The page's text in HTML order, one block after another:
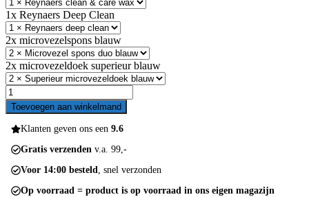
1x Reynaers Deep Clean
2x microvezelspons blauw
2x microvezeldoek superieur blauw
Set
Reynaers
onderhoudsproducten
aantal
Toevoegen aan winkelmand
Klanten geven ons een 9.6
Gratis verzenden v.a. 99,-
Voor 14:00 besteld, snel verzonden
Op voorraad = product is op voorraad in ons eigen magazijn